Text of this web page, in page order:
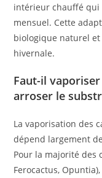
intérieur chauffé qui
mensuel. Cette
biologique naturel
hivernale.
Faut-il
arroser le
La vaporisation des
dépend largement
Pour la majorité des
Ferocactus,